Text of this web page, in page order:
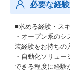
必要な経験
■求める経験・ス
・オープン系の
装経験をお持ちの
・自動化ソリュ
できる程度に経験